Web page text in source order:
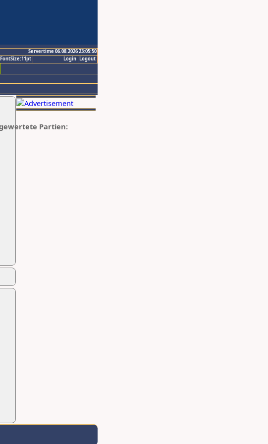
Servertime 06.08.2026 23:05:50
Logout
Login
FontSize:11pt
gewertete Partien: